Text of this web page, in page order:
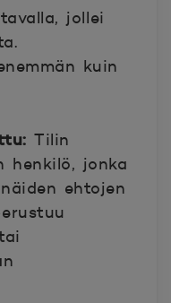
jollei
kuin
Tilin
henkilö, jonka
ehtojen